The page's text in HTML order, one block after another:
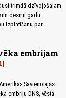
trimdā dzīvojošajam
desmit gadu
izplatīšanu par
embrijam
1
Savienotajās
embriju DNS, vēsta